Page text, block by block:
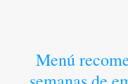
Menú